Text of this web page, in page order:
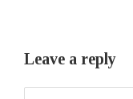
Leave a reply